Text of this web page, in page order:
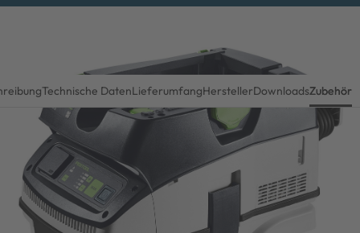
Technische DatenLieferumfangHerstellerDownloadsZubehör